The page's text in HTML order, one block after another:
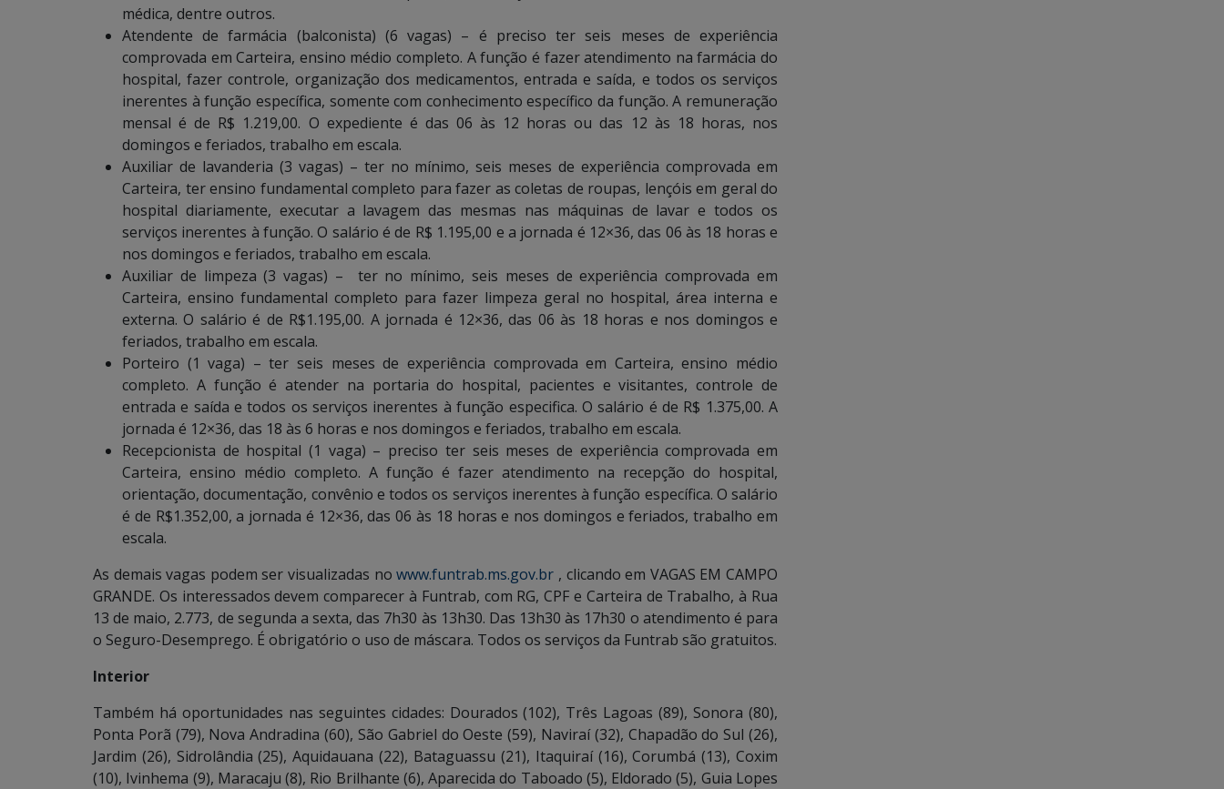
médica, dentre outros.
Atendente de farmácia (balconista) (6 vagas) – é preciso ter seis meses de experiência
comprovada em Carteira, ensino médio completo. A função é fazer atendimento na farmácia do
hospital, fazer controle, organização dos medicamentos, entrada e saída, e todos os serviços
inerentes à função específica, somente com conhecimento específico da função. A remuneração
mensal é de R$ 1.219,00. O expediente é das 06 às 12 horas ou das 12 às 18 horas, nos
domingos e feriados, trabalho em escala.
Auxiliar de lavanderia (3 vagas) – ter no mínimo, seis meses de experiência comprovada em
Carteira, ter ensino fundamental completo para fazer as coletas de roupas, lençóis em geral do
hospital diariamente, executar a lavagem das mesmas nas máquinas de lavar e todos os
serviços inerentes à função. O salário é de R$ 1.195,00 e a jornada é 12×36, das 06 às 18 horas e
nos domingos e feriados, trabalho em escala.
Auxiliar de limpeza (3 vagas) – ter no mínimo, seis meses de experiência comprovada em
Carteira, ensino fundamental completo para fazer limpeza geral no hospital, área interna e
externa. O salário é de R$1.195,00. A jornada é 12×36, das 06 às 18 horas e nos domingos e
feriados, trabalho em escala.
Porteiro (1 vaga) – ter seis meses de experiência comprovada em Carteira, ensino médio
completo. A função é atender na portaria do hospital, pacientes e visitantes, controle de
entrada e saída e todos os serviços inerentes à função especifica. O salário é de R$ 1.375,00. A
jornada é 12×36, das 18 às 6 horas e nos domingos e feriados, trabalho em escala.
Recepcionista de hospital (1 vaga) – preciso ter seis meses de experiência comprovada em
Carteira, ensino médio completo. A função é fazer atendimento na recepção do hospital,
orientação, documentação, convênio e todos os serviços inerentes à função específica. O salário
é de R$1.352,00, a jornada é 12×36, das 06 às 18 horas e nos domingos e feriados, trabalho em
escala.
As demais vagas podem ser visualizadas nowww.funtrab.ms.gov.br , clicando em VAGAS EM CAMPO
GRANDE. Os interessados devem comparecer à Funtrab, com RG, CPF e Carteira de Trabalho, à Rua
13 de maio, 2.773, de segunda a sexta, das 7h30 às 13h30. Das 13h30 às 17h30 o atendimento é para
o Seguro-Desemprego. É obrigatório o uso de máscara. Todos os serviços da Funtrab são gratuitos.
Interior
Também há oportunidades nas seguintes cidades: Dourados (102), Três Lagoas (89), Sonora (80),
Ponta Porã (79), Nova Andradina (60), São Gabriel do Oeste (59), Naviraí (32), Chapadão do Sul (26),
Jardim (26), Sidrolândia (25), Aquidauana (22), Bataguassu (21), Itaquiraí (16), Corumbá (13), Coxim
(10), Ivinhema (9), Maracaju (8), Rio Brilhante (6), Aparecida do Taboado (5), Eldorado (5), Guia Lopes